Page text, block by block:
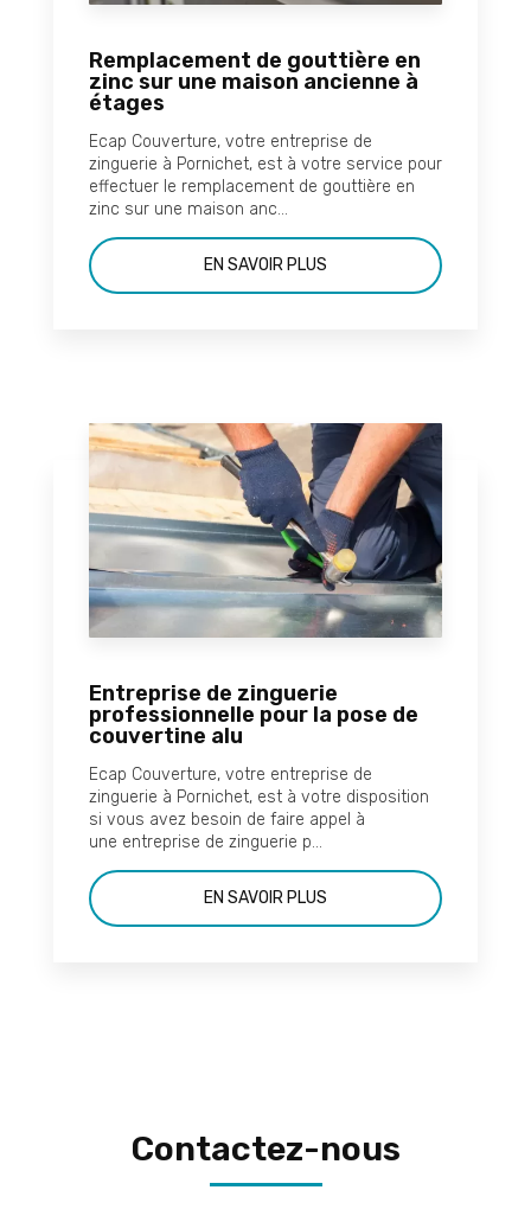
Remplacement de gouttière en
zinc sur une maison ancienne à
étages
Ecap Couverture, votre entreprise de
zinguerie à Pornichet, est à votre service pour
effectuer le remplacement de gouttière en
zinc sur une maison anc...
EN SAVOIR PLUS
Entreprise de zinguerie
professionnelle pour la pose de
couvertine alu
Ecap Couverture, votre entreprise de
zinguerie à Pornichet, est à votre disposition
si vous avez besoin de faire appel à
une entreprise de zinguerie p...
EN SAVOIR PLUS
Contactez-nous